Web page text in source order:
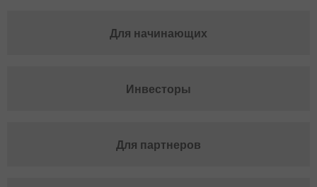
Для начинающих
Инвесторы
Для партнеров